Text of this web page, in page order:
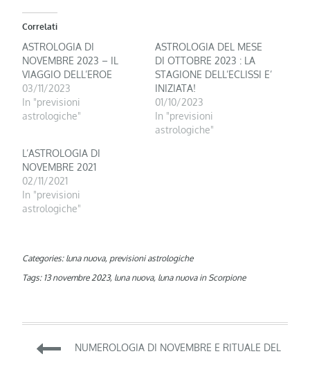
Correlati
ASTROLOGIA DI
NOVEMBRE 2023 – IL
VIAGGIO DELL’EROE
03/11/2023
In "previsioni
astrologiche"
ASTROLOGIA DEL MESE
DI OTTOBRE 2023 : LA
STAGIONE DELL’ECLISSI E’
INIZIATA!
01/10/2023
In "previsioni
astrologiche"
L’ASTROLOGIA DI
NOVEMBRE 2021
02/11/2021
In "previsioni
astrologiche"
Categories: luna nuova, previsioni astrologiche
Tags: 13 novembre 2023, luna nuova, luna nuova in Scorpione
Navigazione
NUMEROLOGIA DI NOVEMBRE E RITUALE DEL